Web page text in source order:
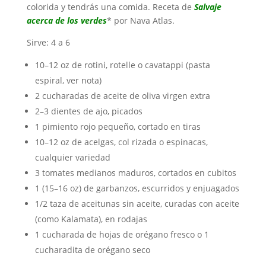
colorida y tendrás una comida. Receta de Salvaje
acerca de los verdes* por Nava Atlas.
Sirve: 4 a 6
10–12 oz de rotini, rotelle o cavatappi (pasta
espiral, ver nota)
2 cucharadas de aceite de oliva virgen extra
2–3 dientes de ajo, picados
1 pimiento rojo pequeño, cortado en tiras
10–12 oz de acelgas, col rizada o espinacas,
cualquier variedad
3 tomates medianos maduros, cortados en cubitos
1 (15–16 oz) de garbanzos, escurridos y enjuagados
1/2 taza de aceitunas sin aceite, curadas con aceite
(como Kalamata), en rodajas
1 cucharada de hojas de orégano fresco o 1
cucharadita de orégano seco